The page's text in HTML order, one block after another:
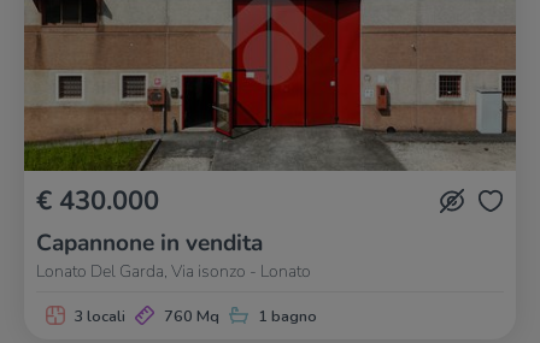
€ 430.000
Capannone in vendita
Lonato Del Garda, Via isonzo - Lonato
3 locali 760 Mq 1 bagno